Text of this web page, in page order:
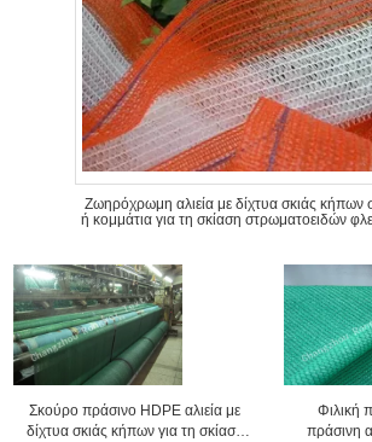
Ζωηρόχρωμη αλιεία με δίχτυα σκιάς κήπων
ή κομμάτια για τη σκίαση στρωματοειδών
Σκούρο πράσινο HDPE αλιεία με
δίχτυα σκιάς κήπων για τη σκίαση
Φιλική
πράσινη